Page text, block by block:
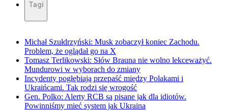
Tagi
Michał Szułdrzyński: Musk zobaczył koniec Zachodu.
Problem, że oglądał go na X
Tomasz Terlikowski: Słów Brauna nie wolno lekceważyć.
Mundurowi w wyborach do zmiany
Incydenty pogłębiają przepaść między Polakami i
Ukraińcami. Tak rodzi się wrogość
Gen. Polko: Alerty RCB są pisane jak dla idiotów.
Powinniśmy mieć system jak Ukraina